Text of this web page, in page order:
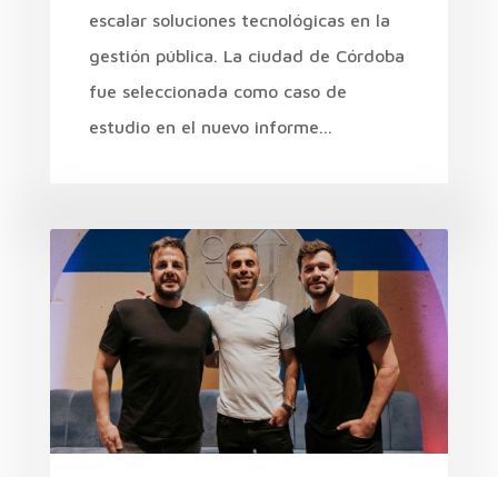
escalar soluciones tecnológicas en la
gestión pública. La ciudad de Córdoba
fue seleccionada como caso de
estudio en el nuevo informe...